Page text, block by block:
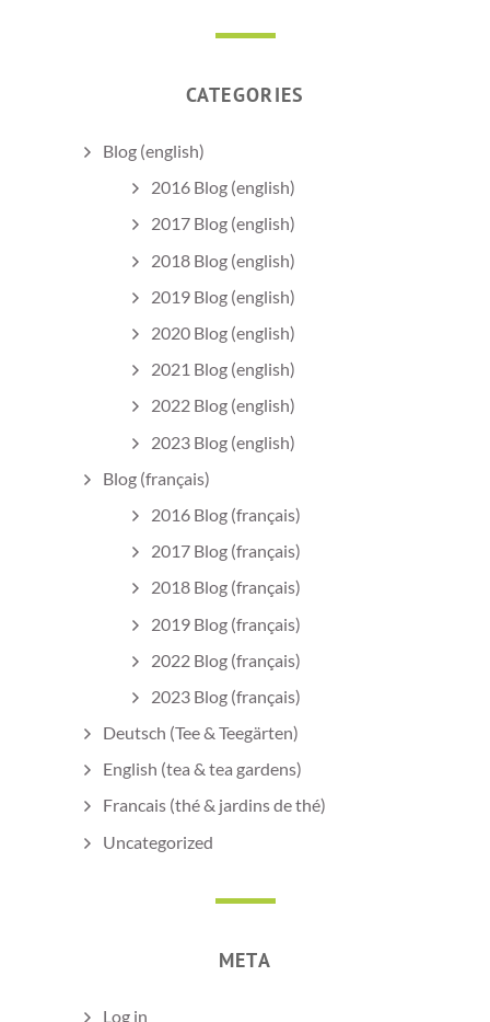
CATEGORIES
Blog (english)
2016 Blog (english)
2017 Blog (english)
2018 Blog (english)
2019 Blog (english)
2020 Blog (english)
2021 Blog (english)
2022 Blog (english)
2023 Blog (english)
Blog (français)
2016 Blog (français)
2017 Blog (français)
2018 Blog (français)
2019 Blog (français)
2022 Blog (français)
2023 Blog (français)
Deutsch (Tee & Teegärten)
English (tea & tea gardens)
Francais (thé & jardins de thé)
Uncategorized
META
Log in